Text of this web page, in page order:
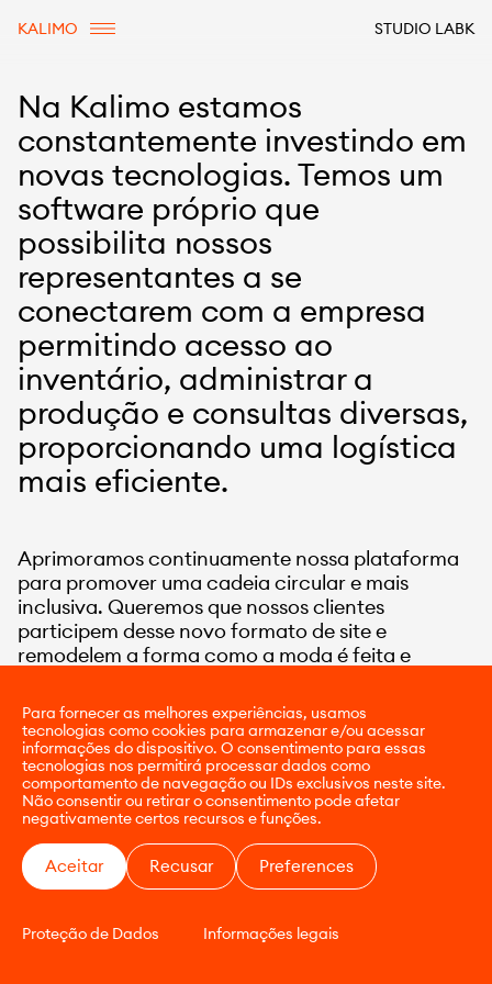
Para fornecer as melhores experiências, usamos
tecnologias como cookies para armazenar e/ou acessar
informações do dispositivo. O consentimento para essas
tecnologias nos permitirá processar dados como
comportamento de navegação ou IDs exclusivos neste site.
Não consentir ou retirar o consentimento pode afetar
negativamente certos recursos e funções.
Aceitar Recusar Preferences
Proteção de Dados Informações legais
KALIMO STUDIO LABK
Na Kalimo estamos
constantemente investindo em
novas tecnologias. Temos um
software próprio que
possibilita nossos
representantes a se
conectarem com a empresa
permitindo acesso ao
inventário, administrar a
produção e consultas diversas,
proporcionando uma logística
mais eficiente.
Aprimoramos continuamente nossa plataforma
para promover uma cadeia circular e mais
inclusiva. Queremos que nossos clientes
participem desse novo formato de site e
remodelem a forma como a moda é feita e